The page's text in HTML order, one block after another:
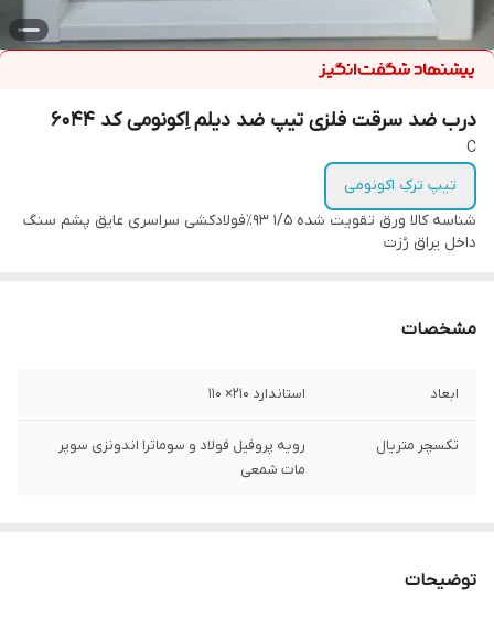
درب ضد سرقت فلزی تیپ ضد دیلم اِکونومی کد ۶۰۴۴
C
تیپ ترکِ اکونومی
شناسه کالا
ورق تقویت شده 1/5 93٪فولادکشی سراسری عایق پشم سنگ
داخل یراق رُزت
مشخصات
ابعاد استاندارد ۲۱۰‌× ۱۱۰
تکسچر متریال
رویه پروفیل فولاد و سوماترا اندونزی سوپر
مات شمعی
توضیحات